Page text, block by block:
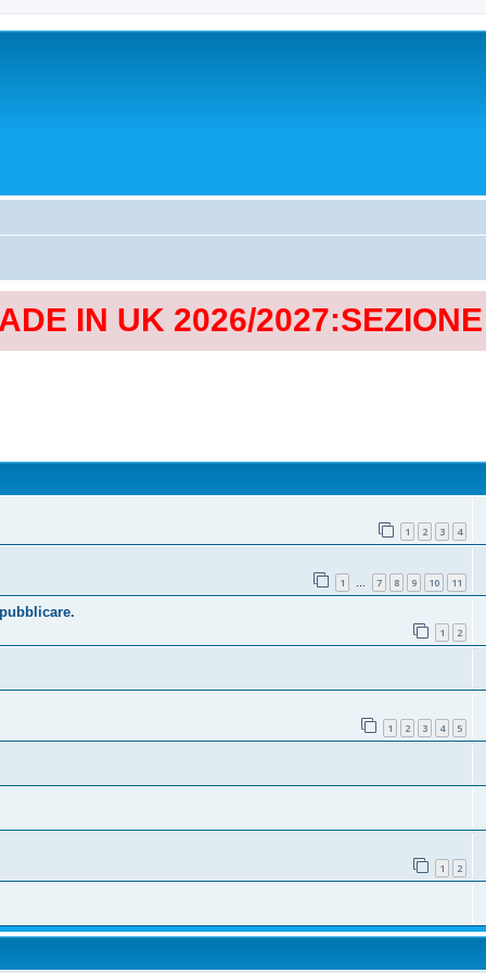
IN UK 2026/
1 2 3 4
1 … 7 8 9 10 11
1 2
1 2 3 4 5
1 2